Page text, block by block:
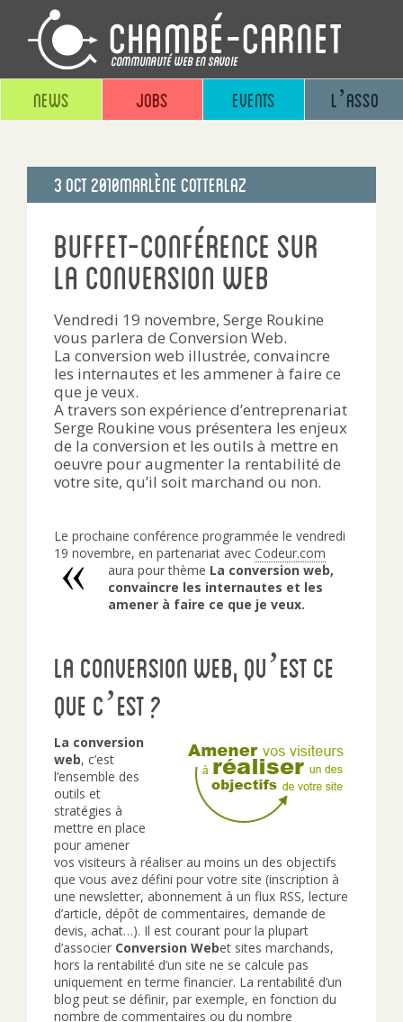
News Jobs Events L’asso
Publié
3 Oct 2010Marlène Cotterlaz
Buffet-Conférence sur
la conversion web
Vendredi 19 novembre, Serge Roukine
vous parlera de Conversion Web.
La conversion web illustrée, convaincre
les internautes et les ammener à faire ce
que je veux.
A travers son expérience d’entreprenariat
Serge Roukine vous présentera les enjeux
de la conversion et les outils à mettre en
oeuvre pour augmenter la rentabilité de
votre site, qu’il soit marchand ou non.
Le prochaine conférence programmée le vendredi
19 novembre, en partenariat avec Codeur.com
aura pour thème La conversion web,
convaincre les internautes et les
amener à faire ce que je veux.
La Conversion Web, qu’est ce
que c’est ?
La conversion
web, c’est
l’ensemble des
outils et
stratégies à
mettre en place
pour amener
vos visiteurs à réaliser au moins un des objectifs
que vous avez défini pour votre site (inscription à
une newsletter, abonnement à un flux RSS, lecture
d’article, dépôt de commentaires, demande de
devis, achat…). Il est courant pour la plupart
d’associer Conversion Webet sites marchands,
hors la rentabilité d’un site ne se calcule pas
uniquement en terme financier. La rentabilité d’un
blog peut se définir, par exemple, en fonction du
nombre de commentaires ou du nombre